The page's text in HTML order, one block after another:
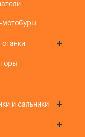
мотобуры
станки
и сальники